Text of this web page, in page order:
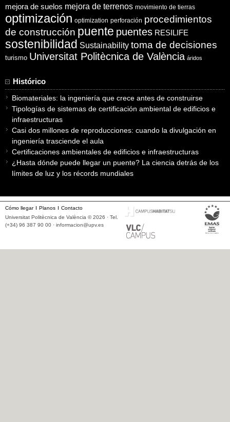
mejora de suelos mejora de terrenos movimiento de tierras
optimización optimization perforación procedimientos
de construcción puente puentes RESILIFE
sostenibilidad Sustainability toma de decisiones
turismo Universitat Politècnica de València áridos
Histórico
Biomateriales: la ingeniería que crece antes de construirse
Tipologías de sistemas de certificación ambiental de edificios e
infraestructuras
Casi dos millones de reproducciones: cuando la divulgación en
ingeniería trasciende el aula
Certificaciones ambientales de edificios e infraestructuras
¿Hasta dónde puede llegar un puente? La ciencia detrás de los
límites de luz y los récords mundiales
Cómo llegar Planos
Contacto
Universitat Politècnica de València © 2026 · Tel.
(+34) 96 387 90 00 · informacion@upv.es